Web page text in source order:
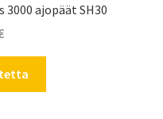
3000 ajopäät SH30